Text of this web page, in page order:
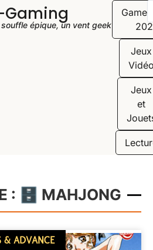
épique, un vent geek"
Jeux
Jeux
et
: 🗄️ MAHJONG
& ADVANCE